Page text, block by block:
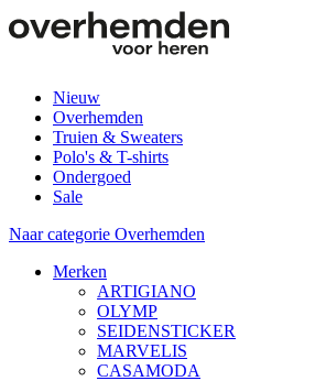
Nieuw
Overhemden
Truien & Sweaters
Polo's & T-shirts
Ondergoed
Sale
Naar categorie Overhemden
Merken
ARTIGIANO
OLYMP
SEIDENSTICKER
MARVELIS
CASAMODA